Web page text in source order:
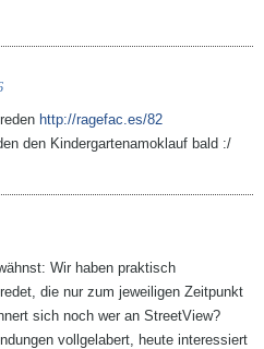
http://ragefac.es/82
den Kindergartenamoklauf bald :/
Wir haben praktisch
die nur zum jeweiligen Zeitpunkt
sich noch wer an StreetView?
vollgelabert, heute interessiert